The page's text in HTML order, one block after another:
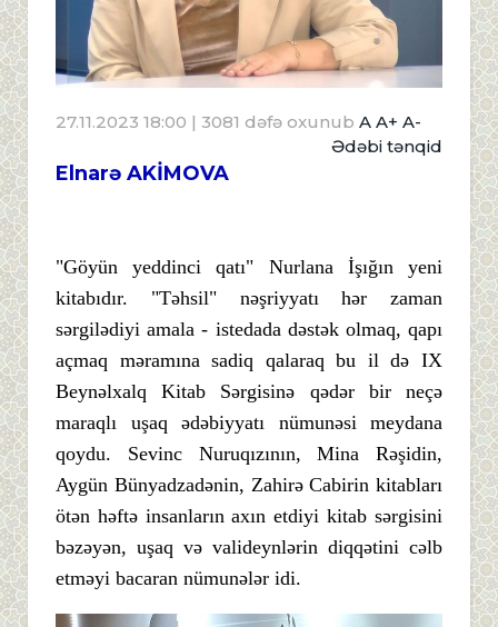
27.11.2023 18:00 | 3081 dəfə oxunub A A+ A-
Ədəbi tənqid
Elnarə AKİMOVA
"Göyün yeddinci qatı" Nurlana İşığın yeni
kitabıdır. "Təhsil" nəşriyyatı hər zaman
sərgilədiyi amala - istedada dəstək olmaq, qapı
açmaq məramına sadiq qalaraq bu il də IX
Beynəlxalq Kitab Sərgisinə qədər bir neçə
maraqlı uşaq ədəbiyyatı nümunəsi meydana
qoydu. Sevinc Nuruqızının, Mina Rəşidin,
Aygün Bünyadzadənin, Zahirə Cabirin kitabları
ötən həftə insanların axın etdiyi kitab sərgisini
bəzəyən, uşaq və valideynlərin diqqətini cəlb
etməyi bacaran nümunələr idi.